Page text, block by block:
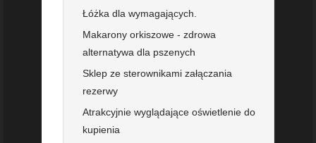
Łóżka dla wymagających.
Makarony orkiszowe - zdrowa
alternatywa dla pszenych
Sklep ze sterownikami załączania
rezerwy
Atrakcyjnie wyglądające oświetlenie do
kupienia